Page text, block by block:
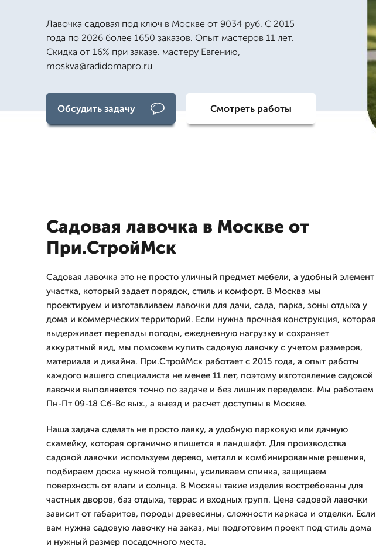
Лавочка садовая под ключ в Москве от 9034 руб. С 2015
года по 2026 более 1650 заказов. Опыт мастеров 11 лет.
Скидка от 16% при заказе. мастеру Евгению,
moskva@radidomapro.ru
Обсудить задачу Смотреть работы
Садовая лавочка в Москве от
При.СтройМск
Садовая лавочка это не просто уличный предмет мебели, а удобный элемент
участка, который задает порядок, стиль и комфорт. В Москва мы
проектируем и изготавливаем лавочки для дачи, сада, парка, зоны отдыха у
дома и коммерческих территорий. Если нужна прочная конструкция, которая
выдерживает перепады погоды, ежедневную нагрузку и сохраняет
аккуратный вид, мы поможем купить садовую лавочку с учетом размеров,
материала и дизайна. При.СтройМск работает с 2015 года, а опыт работы
каждого нашего специалиста не менее 11 лет, поэтому изготовление садовой
лавочки выполняется точно по задаче и без лишних переделок. Мы работаем
Пн-Пт 09-18 Сб-Вс вых., а выезд и расчет доступны в Москве.
Наша задача сделать не просто лавку, а удобную парковую или дачную
скамейку, которая органично впишется в ландшафт. Для производства
садовой лавочки используем дерево, металл и комбинированные решения,
подбираем доска нужной толщины, усиливаем спинка, защищаем
поверхность от влаги и солнца. В Москвы такие изделия востребованы для
частных дворов, баз отдыха, террас и входных групп. Цена садовой лавочки
зависит от габаритов, породы древесины, сложности каркаса и отделки. Если
вам нужна садовую лавочку на заказ, мы подготовим проект под стиль дома
и нужный размер посадочного места.